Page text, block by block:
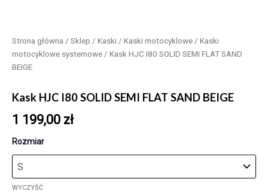
Strona główna / Sklep / Kaski / Kaski motocyklowe / Kaski
motocyklowe systemowe / Kask HJC I80 SOLID SEMI FLAT SAND
BEIGE
Kask HJC I80 SOLID SEMI FLAT SAND BEIGE
1 199,00 zł
Rozmiar
WYCZYŚĆ